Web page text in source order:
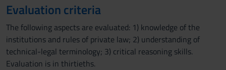
Evaluation criteria
The following aspects are evaluated: 1) knowledge of the
institutions and rules of private law; 2) understanding of
technical-legal terminology; 3) critical reasoning skills.
Evaluation is in thirtieths.